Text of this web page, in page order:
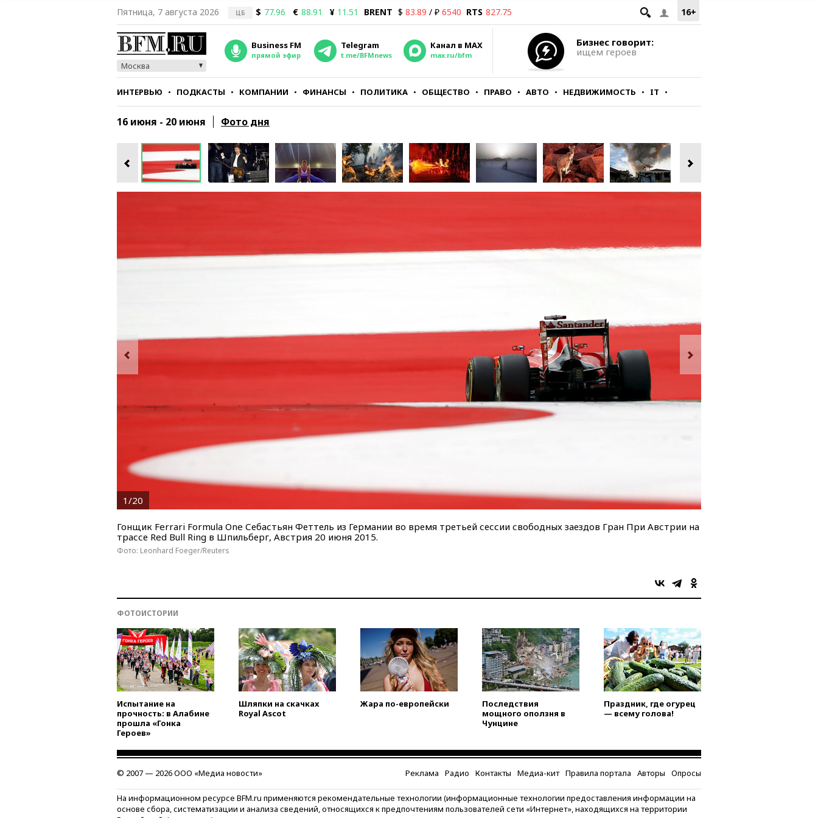
16+
Пятница, 7 августа 2026 ЦБ $ 77.96 € 88.91 ¥ 11.51 BRENT $ 83.89 / ₽ 6540 RTS 827.75
Москва
Business FM
прямой эфир
Telegram
t.me/BFMnews
Канал в MAX
max.ru/bfm
Бизнес говорит:
ищем героев
ИНТЕРВЬЮ ПОДКАСТЫ КОМПАНИИ ФИНАНСЫ ПОЛИТИКА ОБЩЕСТВО ПРАВО АВТО НЕДВИЖИМОСТЬ IT
СТИЛЬ ТЕСТЫ
16 июня - 20 июня Фото дня
1/20
Гонщик Ferrari Formula One Себастьян Феттель из Германии во время третьей сессии свободных заездов Гран При Австрии на
трассе Red Bull Ring в Шпильберг, Австрия 20 июня 2015.
Фото: Leonhard Foeger/Reuters
ФОТОИСТОРИИ
Испытание на
прочность: в Алабине
прошла «Гонка
Героев»
Шляпки на скачках
Royal Ascot
Жара по-европейски
Последствия
мощного оползня в
Чунцине
Праздник, где огурец
— всему голова!
© 2007 — 2026 ООО «Медиа новости» Реклама Радио Контакты Медиа-кит Правила портала Авторы Опросы
На информационном ресурсе BFM.ru применяются рекомендательные технологии (информационные технологии предоставления информации на
основе сбора, систематизации и анализа сведений, относящихся к предпочтениям пользователей сети «Интернет», находящихся на территории